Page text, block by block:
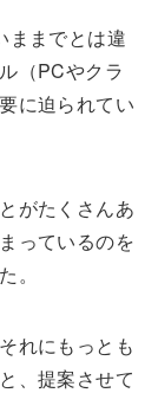
ままでとは違
（PCやクラ
に迫られてい
がたくさんあ
っているのを
。
れにもっとも
、提案させて